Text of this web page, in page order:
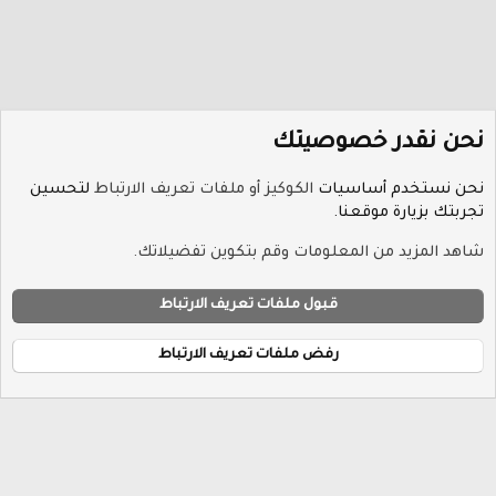
سياسة الخصوصية
الرئيسية
S
®
نحن نقدر خصوصيتك
نحن نستخدم أساسيات الكوكيز أو ملفات تعريف الارتباط لتحسين
تجربتك بزيارة موقعنا.
شاهد المزيد من المعلومات وقم بتكوين تفضيلاتك.
قبول ملفات تعريف الارتباط
رفض ملفات تعريف الارتباط